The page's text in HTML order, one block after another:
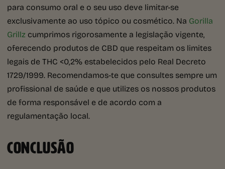
para consumo oral e o seu uso deve limitar-se
exclusivamente ao uso tópico ou cosmético. Na Gorilla
Grillz cumprimos rigorosamente a legislação vigente,
oferecendo produtos de CBD que respeitam os limites
legais de THC <0,2% estabelecidos pelo Real Decreto
1729/1999. Recomendamos-te que consultes sempre um
profissional de saúde e que utilizes os nossos produtos
de forma responsável e de acordo com a
regulamentação local.
CONCLUSÃO